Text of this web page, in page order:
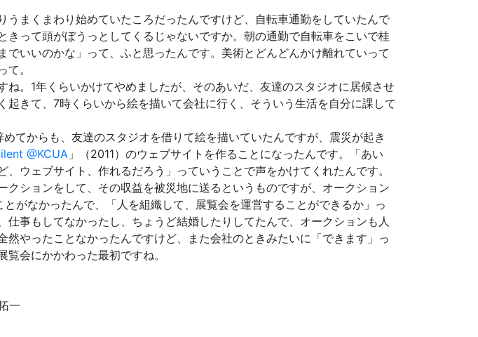
まくまわり始めていたころだったんですけど、自転車通勤をしていたんで
きって頭がぼうっとしてくるじゃないですか。朝の通勤で自転車をこいで桂
でいいのかな」って、ふと思ったんです。美術とどんどんかけ離れていって
。
。1年くらいかけてやめましたが、そのあいだ、友達のスタジオに居候させ
起きて、7時くらいから絵を描いて会社に行く、そういう生活を自分に課して
てからも、友達のスタジオを借りて絵を描いていたんですが、震災が起き
@KCUA 」（2011）のウェブサイトを作ることになったんです。「あい
ウェブサイト、作れるだろう」っていうことで声をかけてくれたんです。
クションをして、その収益を被災地に送るというものですが、オークション
がなかったんで、「人を組織して、展覧会を運営することができるか」っ
仕事もしてなかったし、ちょうど結婚したりしてたんで、オークションも人
然やったことなかったんですけど、また会社のときみたいに「できます」っ
会にかかわった最初ですね。
一